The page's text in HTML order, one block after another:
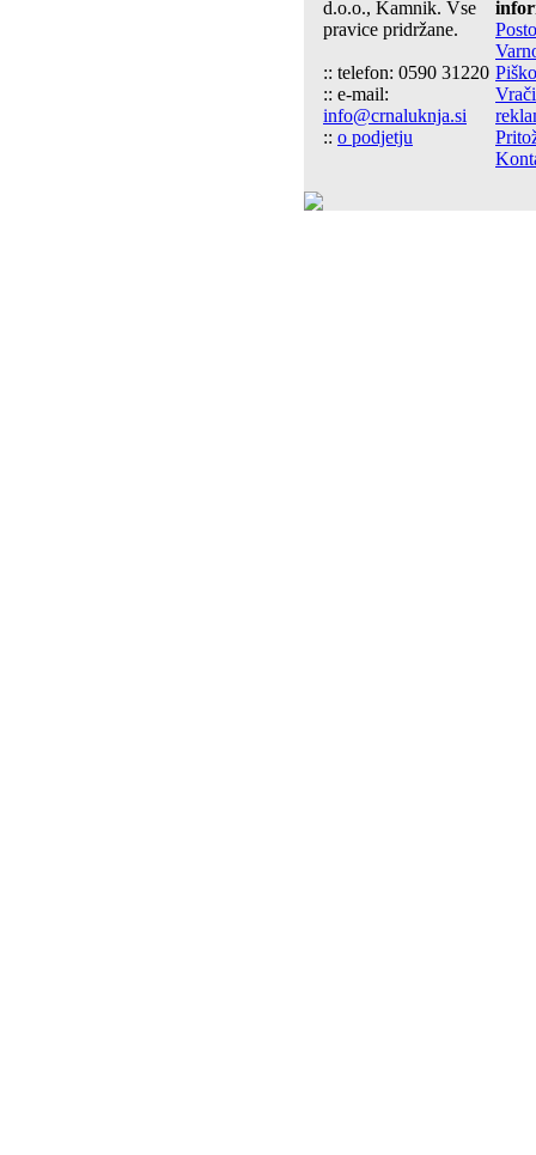
d.o.o., Kamnik. Vse
pravice pridržane.
:: telefon: 0590 31220
:: e-mail:
info@crnaluknja.si
:: o podjetju